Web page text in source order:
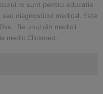
sunt pentru educatie
diagnosticul medical. Este
fie unul din medicii
medic Clickmed.